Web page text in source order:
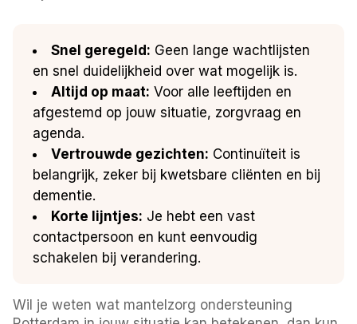
Snel geregeld: Geen lange wachtlijsten
en snel duidelijkheid over wat mogelijk is.
Altijd op maat: Voor alle leeftijden en
afgestemd op jouw situatie, zorgvraag en
agenda.
Vertrouwde gezichten: Continuïteit is
belangrijk, zeker bij kwetsbare cliënten en bij
dementie.
Korte lijntjes: Je hebt een vast
contactpersoon en kunt eenvoudig
schakelen bij verandering.
Wil je weten wat mantelzorg ondersteuning